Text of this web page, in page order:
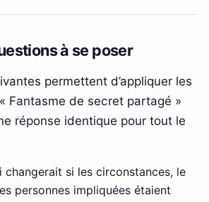
à se poser
permettent d’appliquer les
Fantasme de secret partagé »
réponse identique pour tout le
changerait si les circonstances, le
personnes impliquées étaient